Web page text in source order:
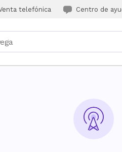
telefónica Centro de